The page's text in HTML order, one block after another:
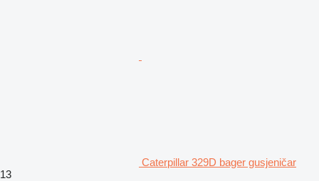
Caterpillar 329D bager gusjeničar
13